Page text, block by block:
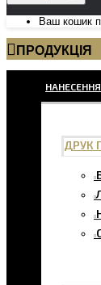
Ваш кошик
ПРОДУКЦІЯ
ДРУК